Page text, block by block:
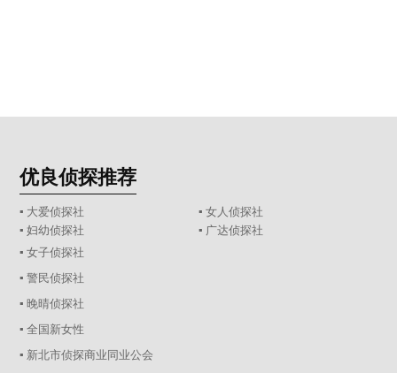
优良侦探推荐
▪ 大爱侦探社
▪ 女人侦探社
▪ 妇幼侦探社
▪ 广达侦探社
▪ 女子侦探社
▪ 警民侦探社
▪ 晚晴侦探社
▪ 全国新女性
▪ 新北市侦探商业同业公会